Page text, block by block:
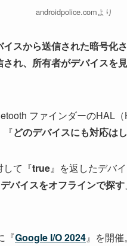
androidpolice.comより
スから送信された暗号化
れ、所有者がデバイスを
ファインダーのHAL
『どのデバイスにも対応は
して『true』を返したデバ
デバイスをオフラインで探す
『Google I/O 2024』を開